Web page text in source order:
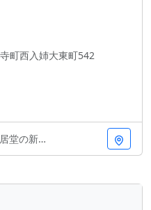
町西入姉大東町542
る木質系の外観が特徴で、